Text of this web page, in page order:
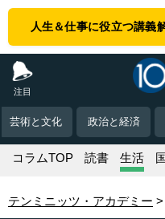
人生＆仕事に役立つ講義
注目
芸術と文化 政治と経済
コラムTOP 読書 生活
テンミニッツ・アカデミー